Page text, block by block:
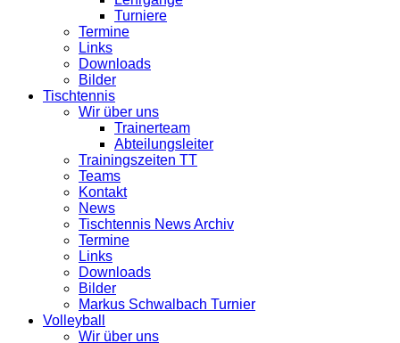
Turniere
Termine
Links
Downloads
Bilder
Tischtennis
Wir über uns
Trainerteam
Abteilungsleiter
Trainingszeiten TT
Teams
Kontakt
News
Tischtennis News Archiv
Termine
Links
Downloads
Bilder
Markus Schwalbach Turnier
Volleyball
Wir über uns